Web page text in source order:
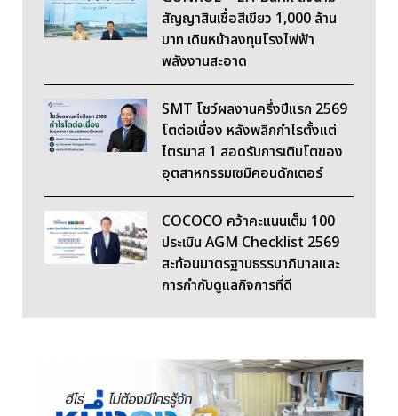
สัญญาสินเชื่อสีเขียว 1,000 ล้าน
บาท เดินหน้าลงทุนโรงไฟฟ้า
พลังงานสะอาด
SMT โชว์ผลงานครึ่งปีแรก 2569
โตต่อเนื่อง หลังพลิกกำไรตั้งแต่
ไตรมาส 1 สอดรับการเติบโตของ
อุตสาหกรรมเซมิคอนดักเตอร์
COCOCO คว้าคะแนนเต็ม 100
ประเมิน AGM Checklist 2569
สะท้อนมาตรฐานธรรมาภิบาลและ
การกำกับดูแลกิจการที่ดี